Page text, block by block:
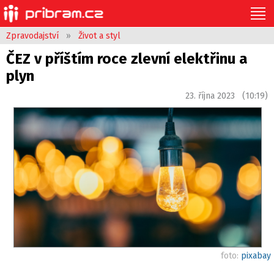
Zpravodajství » Život a styl
ČEZ v příštím roce zlevní elektřinu a
plyn
23. října 2023 (10:19)
foto: pixabay